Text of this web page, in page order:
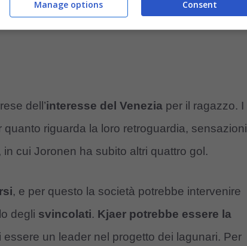
dell’interesse del Venezia per il ragazzo. I
riguarda la loro retroguardia, sensazioni
, in cui Joronen ha subito altri quattro gol.
, e per questo la società potrebbe intervenire
degli svincolati. Kjaer potrebbe essere la
un leader nel progetto dei lagunari. Per
Consent
Manage options